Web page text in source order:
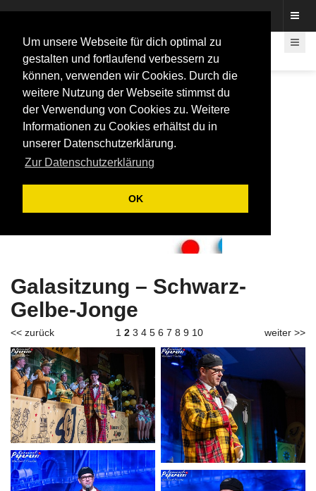
Um unsere Webseite für dich optimal zu
gestalten und fortlaufend verbessern zu
können, verwenden wir Cookies. Durch die
weitere Nutzung der Webseite stimmst du
der Verwendung von Cookies zu. Weitere
Informationen zu Cookies erhältst du in
unserer Datenschutzerklärung.
Zur Datenschutzerklärung
OK
Galasitzung – Schwarz-
Gelbe-Jonge
<< zurück 1 2 3 4 5 6 7 8 9 10 weiter >>